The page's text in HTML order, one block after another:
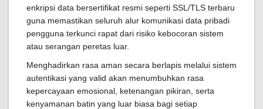
enkripsi data bersertifikat resmi seperti SSL/TLS terbaru
guna memastikan seluruh alur komunikasi data pribadi
pengguna terkunci rapat dari risiko kebocoran sistem
atau serangan peretas luar.
Menghadirkan rasa aman secara berlapis melalui sistem
autentikasi yang valid akan menumbuhkan rasa
kepercayaan emosional, ketenangan pikiran, serta
kenyamanan batin yang luar biasa bagi setiap